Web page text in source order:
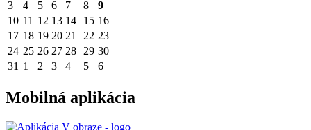
3
4 5 6 7 8
9
10 11 12 13 14 15 16
17 18 19 20 21 22 23
24 25 26 27 28 29 30
31 1 2 3 4 5 6
Mobilná aplikácia